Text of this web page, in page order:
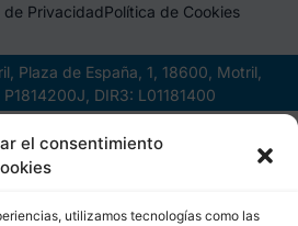
el consentimiento
utilizamos tecnologías como las
de PrivacidadPolítica de Cookies
Plaza de España, 1, 18600, Motril,
DIR3: L01181400